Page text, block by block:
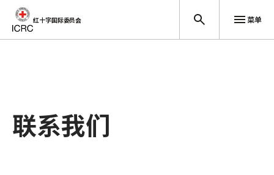
红十字国际委员会 菜单
联系我们